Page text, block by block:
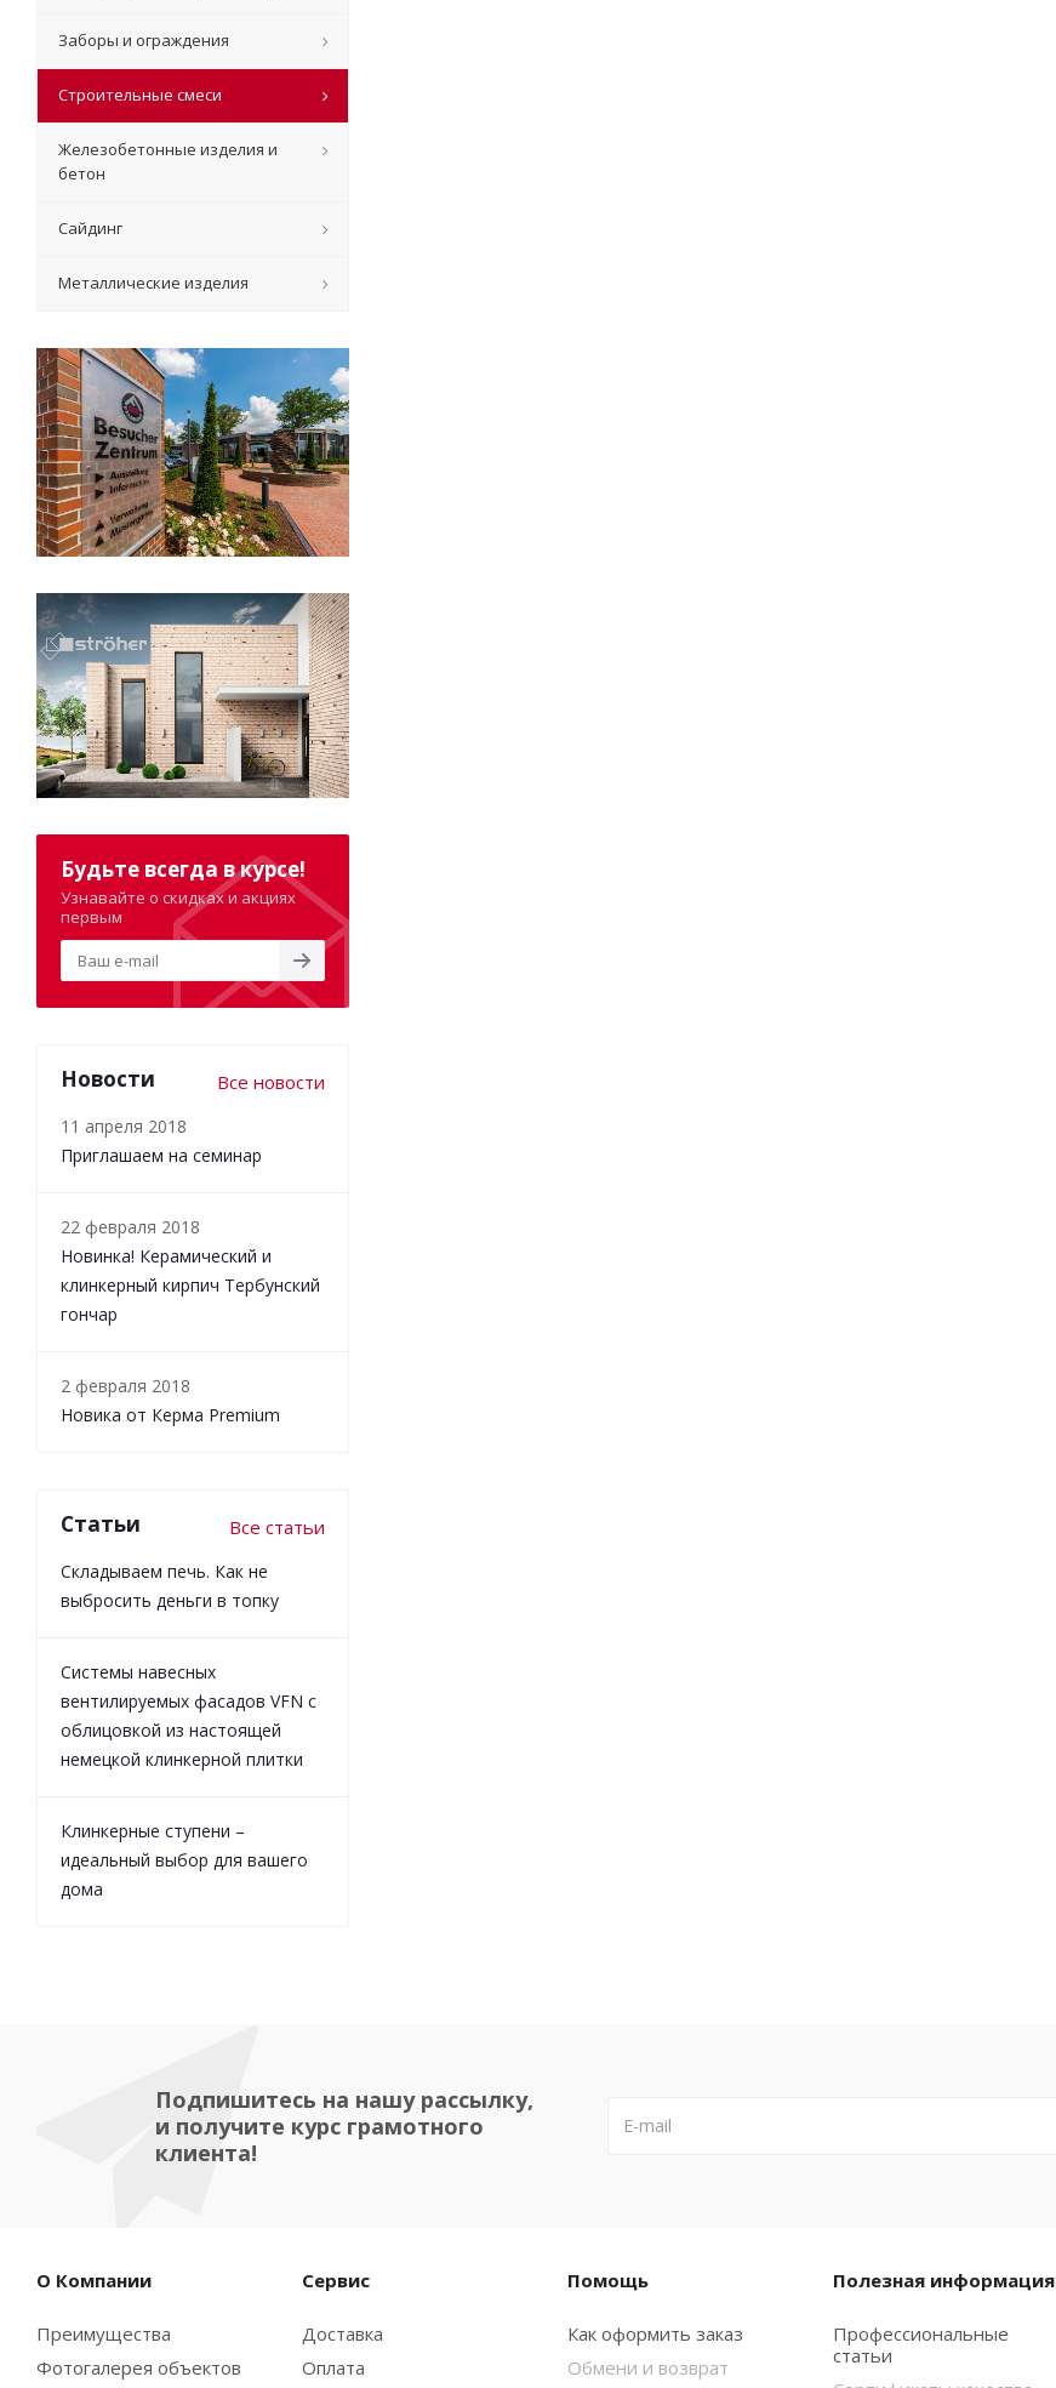
Заборы и ограждения
Строительные смеси
Железобетонные изделия и
бетон
Сайдинг
Металлические изделия
Будьте всегда в курсе!
Узнавайте о скидках и акциях
первым
Новости Все новости
11 апреля 2018
Приглашаем на семинар
22 февраля 2018
Новинка! Керамический и
клинкерный кирпич Тербунский
гончар
2 февраля 2018
Новика от Керма Premium
Статьи Все статьи
Складываем печь. Как не
выбросить деньги в топку
Системы навесных
вентилируемых фасадов VFN с
облицовкой из настоящей
немецкой клинкерной плитки
Клинкерные ступени –
идеальный выбор для вашего
дома
Подпишитесь на нашу рассылку,
и получите курс грамотного
клиента!
О Компании
Преимущества
Фотогалерея объектов
Сервис
Доставка
Оплата
Помощь
Как оформить заказ
Обмени и возврат
Полезная информация
Профессиональные
статьи